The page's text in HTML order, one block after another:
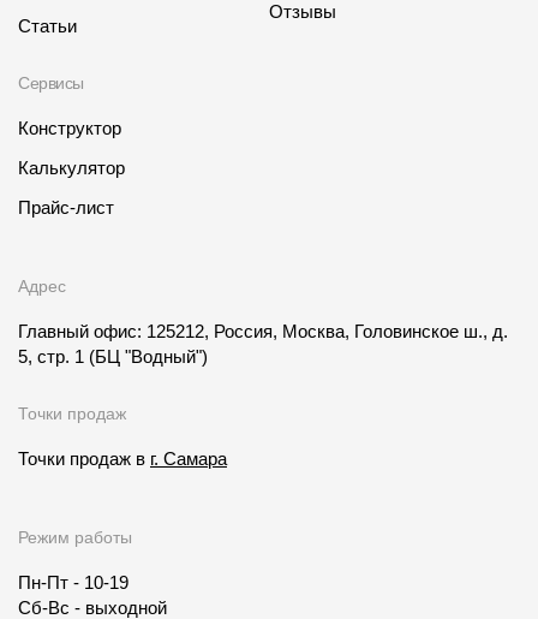
Статьи
Сервисы
Конструктор
Калькулятор
Прайс-лист
Отзывы
Адрес
Главный офис: 125212, Россия, Москва, Головинское ш., д.
5, стр. 1 (БЦ "Водный")
Точки продаж
Точки продаж в г. Самара
Режим работы
Пн-Пт - 10-19
Сб-Вс - выходной